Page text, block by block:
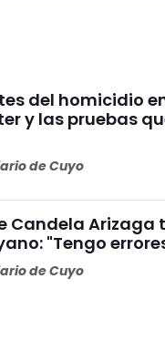
del homicidio
y las pruebas
de Cuyo
Candela Arizaga
"Tengo
de Cuyo